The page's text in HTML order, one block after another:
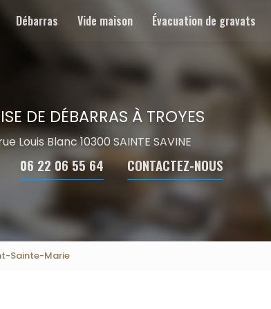
Débarras Vide maison Évacuation de gravats
DE DÉBARRAS À TROYES
Louis Blanc 10300 SAINTE SAVINE
06 22 06 55 64 CONTACTEZ-NOUS
Sainte-Marie